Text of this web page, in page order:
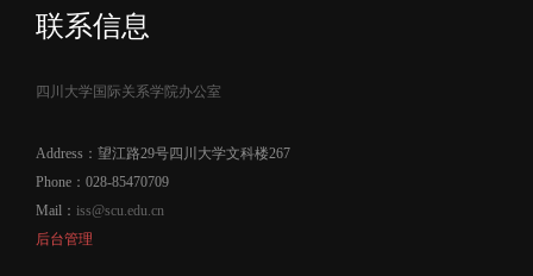
联系信息
四川大学国际关系学院办公室
Address：望江路29号四川大学文科楼267
Phone：028-85470709
Mail： iss@scu.edu.cn
后台管理